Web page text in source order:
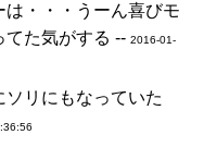
・・・うーん喜びモ
てた気がする -- 2016-01-
リにもなっていた